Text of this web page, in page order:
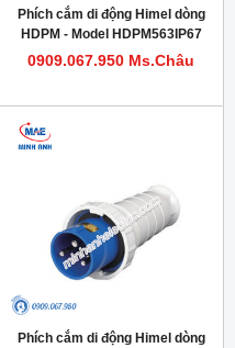
Phích cắm di động Himel dòng
HDPM - Model HDPM563IP67
0909.067.950 Ms.Châu
Phích cắm di động Himel dòng